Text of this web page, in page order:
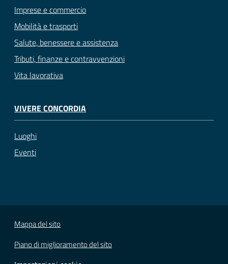
Imprese e commercio
Mobilità e trasporti
Salute, benessere e assistenza
Tributi, finanze e contravvenzioni
Vita lavorativa
VIVERE CONCORDIA
Luoghi
Eventi
Mappa del sito
Piano di miglioramento del sito